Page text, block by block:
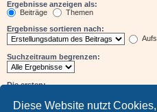
Diese Website nutzt
Ergebnisse anzeigen als:
Beiträge
Themen
Ergebnisse sortieren nach:
Suchzeitraum begrenzen:
Die ersten: